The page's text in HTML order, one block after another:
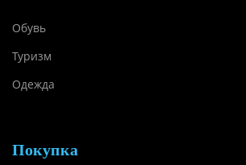
Обувь
Туризм
Одежда
Покупка